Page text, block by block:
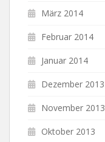
März 2014
Februar 2014
Januar 2014
Dezember 2013
November 2013
Oktober 2013